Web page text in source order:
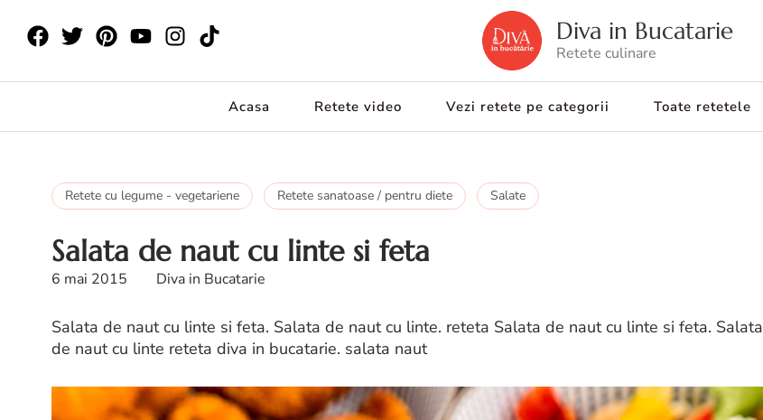
Diva in Bucatarie
Retete culinare
Acasa Retete video Vezi retete pe categorii Toate retetele
Retete cu legume - vegetariene Retete sanatoase / pentru diete Salate
Salata de naut cu linte si feta
6 mai 2015 Diva in Bucatarie
Salata de naut cu linte si feta. Salata de naut cu linte. reteta Salata de naut cu linte si feta. Salata
de naut cu linte reteta diva in bucatarie. salata naut